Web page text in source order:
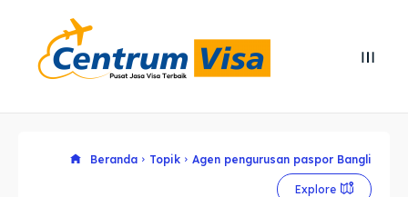
Cari
Cari
Explore our destinations
Explore our destinations
Beranda Topik Agen pengurusan paspor Bangli
Explore